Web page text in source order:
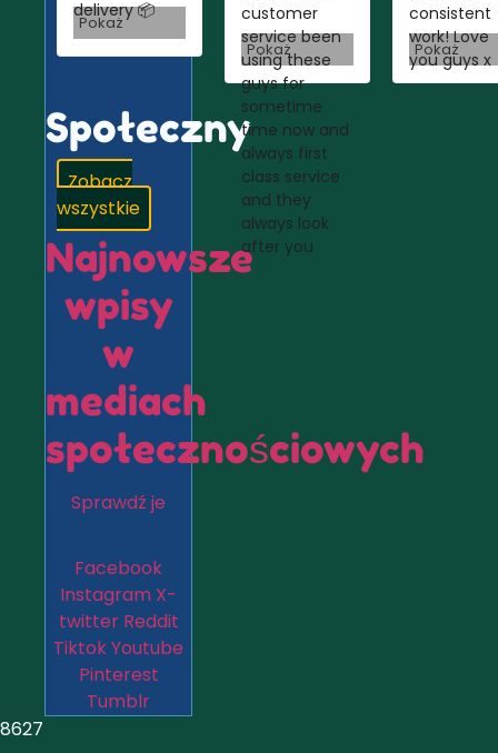
delivery 📦
Pokaż
customer
service been
using these
guys for
sometime
time now and
always first
class service
and they
always look
after you
Pokaż
consistent
work! Love
you guys x
Pokaż
Społeczny
Zobacz
wszystkie
Najnowsze
wpisy
w
mediach
społecznościowych
Sprawdź je
Facebook
Instagram X-
twitter Reddit
TiktokYoutube
Pinterest
Tumblr
8627